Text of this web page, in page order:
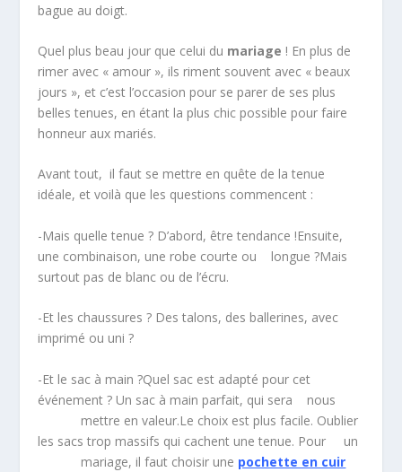
bague au doigt.
Quel plus beau jour que celui du mariage ! En plus de
rimer avec « amour », ils riment souvent avec « beaux
jours », et c’est l’occasion pour se parer de ses plus
belles tenues, en étant la plus chic possible pour faire
honneur aux mariés.
Avant tout, il faut se mettre en quête de la tenue
idéale, et voilà que les questions commencent :
-Mais quelle tenue ? D’abord, être tendance !Ensuite,
une combinaison, une robe courte ou longue ?Mais
surtout pas de blanc ou de l’écru.
-Et les chaussures ? Des talons, des ballerines, avec
imprimé ou uni ?
-Et le sac à main ?Quel sac est adapté pour cet
événement ? Un sac à main parfait, qui sera nous
mettre en valeur.Le choix est plus facile. Oublier
les sacs trop massifs qui cachent une tenue. Pour un
mariage, il faut choisir une pochette en cuir